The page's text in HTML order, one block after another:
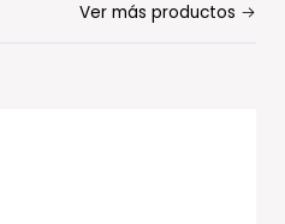
Ver más productos